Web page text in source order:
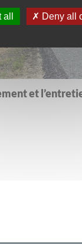
et
Deny all